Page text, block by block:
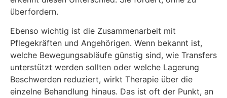
überfordern.
Ebenso wichtig ist die Zusammenarbeit mit
Pflegekräften und Angehörigen. Wenn bekannt ist,
welche Bewegungsabläufe günstig sind, wie Transfers
unterstützt werden sollten oder welche Lagerung
Beschwerden reduziert, wirkt Therapie über die
einzelne Behandlung hinaus. Das ist oft der Punkt, an